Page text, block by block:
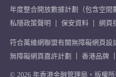
年度整合開放數據計劃（包含空間
私隱政策聲明
保安資料 網頁
符合萬維網聯盟有關無障礙網頁設
無障礙網頁嘉許計劃
香港品牌
© 2026 年香港金融管理局。版權所